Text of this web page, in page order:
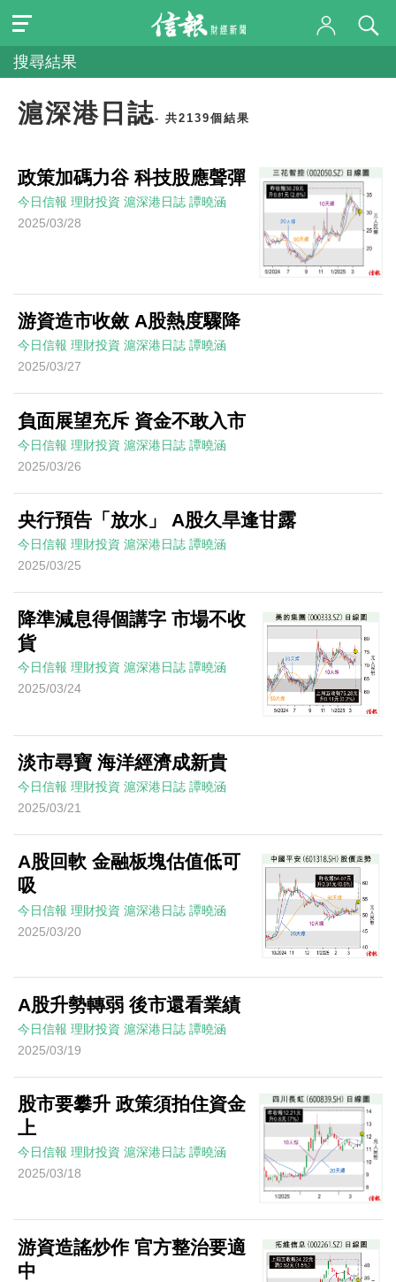
搜尋結果
滬深港日誌- 共2139個結果
政策加碼力谷 科技股應聲彈
今日信報 理財投資 滬深港日誌 譚曉涵
2025/03/28
游資造市收斂 A股熱度驟降
今日信報 理財投資 滬深港日誌 譚曉涵
2025/03/27
負面展望充斥 資金不敢入市
今日信報 理財投資 滬深港日誌 譚曉涵
2025/03/26
央行預告「放水」 A股久旱逢甘露
今日信報 理財投資 滬深港日誌 譚曉涵
2025/03/25
降準減息得個講字 市場不收
貨
今日信報 理財投資 滬深港日誌 譚曉涵
2025/03/24
淡市尋寶 海洋經濟成新貴
今日信報 理財投資 滬深港日誌 譚曉涵
2025/03/21
A股回軟 金融板塊估值低可
吸
今日信報 理財投資 滬深港日誌 譚曉涵
2025/03/20
A股升勢轉弱 後市還看業績
今日信報 理財投資 滬深港日誌 譚曉涵
2025/03/19
股市要攀升 政策須拍住資金
上
今日信報 理財投資 滬深港日誌 譚曉涵
2025/03/18
游資造謠炒作 官方整治要適
中